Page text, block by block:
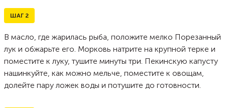
ШАГ 2
В масло, где жарилась рыба, положите мелко Порезанный
лук и обжарьте его. Морковь натрите на крупной терке и
поместите к луку, тушите минуты три. Пекинскую капусту
нашинкуйте, как можно мельче, поместите к овощам,
долейте пару ложек воды и потушите до готовности.